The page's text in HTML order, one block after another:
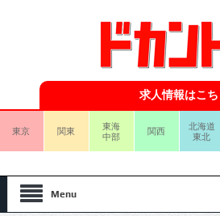
求人情報はこ
東京 関東
東海
中部
関西
北海道
東北
Menu